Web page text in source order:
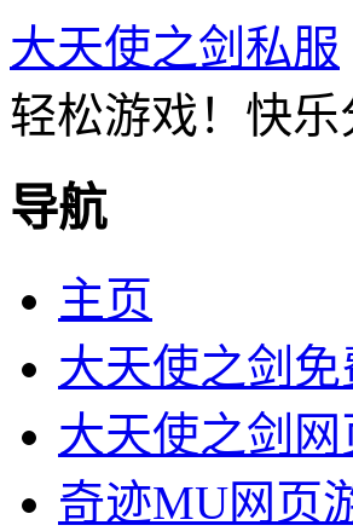
大天使之剑私服
轻松游戏！快乐
导航
主页
大天使之剑
大天使之剑网
奇迹MU网页